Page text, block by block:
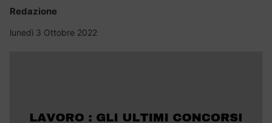
Redazione
lunedì 3 Ottobre 2022